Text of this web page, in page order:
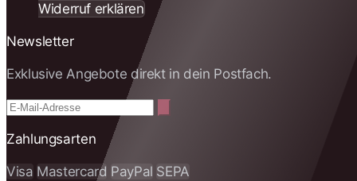
Widerruf erklären
Newsletter
Exklusive Angebote direkt in dein Postfach.
Zahlungsarten
Visa Mastercard PayPal SEPA